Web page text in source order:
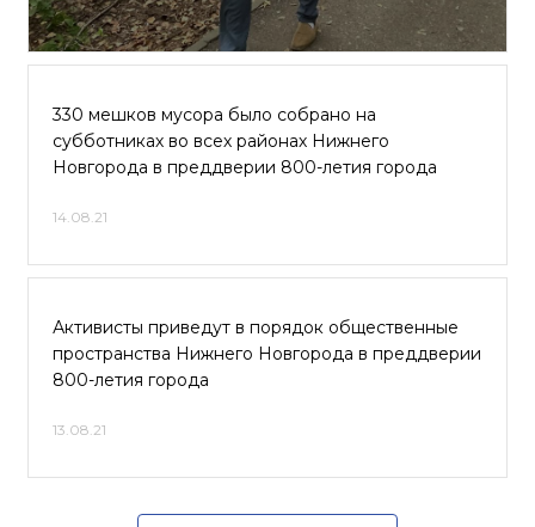
330 мешков мусора было собрано на
субботниках во всех районах Нижнего
Новгорода в преддверии 800-летия города
14.08.21
Активисты приведут в порядок общественные
пространства Нижнего Новгорода в преддверии
800-летия города
13.08.21